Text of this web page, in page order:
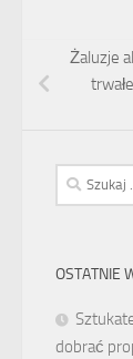
Żaluzje
Szukaj:
OSTATNIE
dobrać